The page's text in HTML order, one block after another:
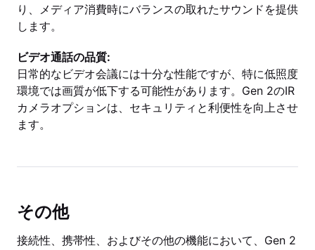
り、メディア消費時にバランスの取れたサウンドを提供
します。
ビデオ通話の品質:
日常的なビデオ会議には十分な性能ですが、特に低照度
環境では画質が低下する可能性があります。Gen 2のIR
カメラオプションは、セキュリティと利便性を向上させ
ます。
その他
接続性、携帯性、およびその他の機能において、Gen 2